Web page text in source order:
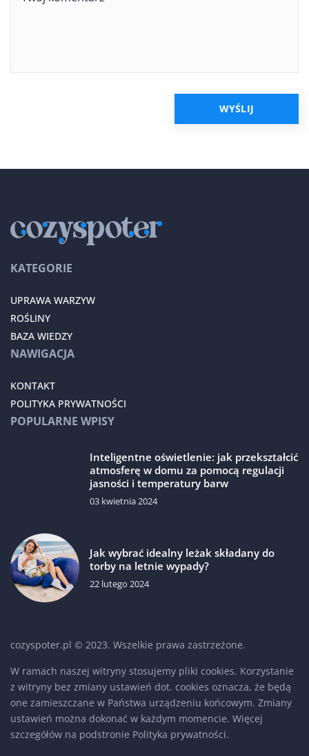
KATEGORIE
UPRAWA WARZYW
ROŚLINY
BAZA WIEDZY
NAWIGACJA
KONTAKT
POLITYKA PRYWATNOŚCI
POPULARNE WPISY
Inteligentne oświetlenie: jak przekształcić
atmosferę w domu za pomocą regulacji
jasności i temperatury barw
03 kwietnia 2024
Jak wybrać idealny leżak składany do
torby na letnie wypady?
22 lutego 2024
cozyspoter.pl © 2023. Wszelkie prawa zastrzeżone.
W ramach naszej witryny stosujemy pliki cookies. Korzystanie
z witryny bez zmiany ustawień dot. cookies oznacza, że będą
one zamieszczane w Państwa urządzeniu końcowym. Zmiany
ustawień można dokonać w każdym momencie. Więcej
szczegółów na podstronie Polityka prywatności.